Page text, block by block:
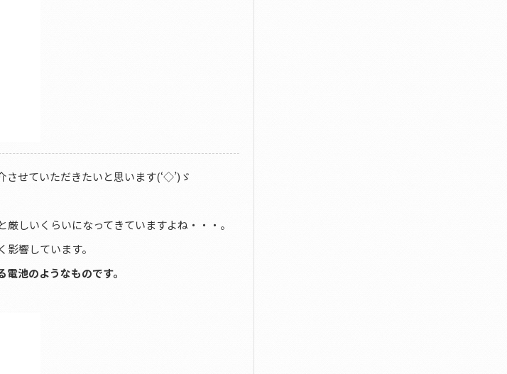
せていただきたいと思います(‘◇’)ゞ
しいくらいになってきていますよね・・・。
響しています。
池のようなものです。